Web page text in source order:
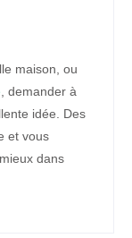
maison, ou
, demander à
idée. Des
et vous
dans